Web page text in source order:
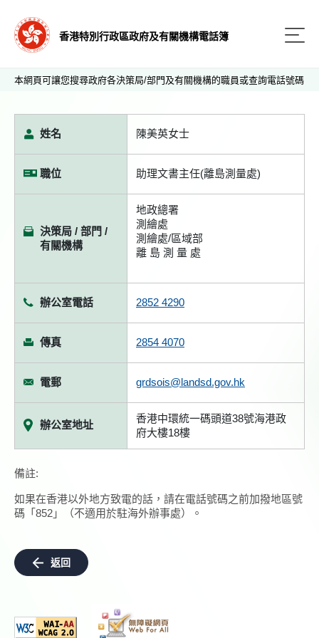
香港特別行政區政府及有關機構電話簿
本網頁可讓您搜尋政府各決策局/部門及有關機構的職員或查詢電話號碼
姓名 陳美英女士
職位 助理文書主任(離島測量處)
決策局 / 部門 /
有關機構
地政總署
測繪處
測繪處/區域部
離 島 測 量 處
辦公室電話 2852 4290
傳真 2854 4070
電郵 grdsois@landsd.gov.hk
辦公室地址
香港中環統一碼頭道38號海港政
府大樓18樓
備註:
如果在香港以外地方致電的話，請在電話號碼之前加撥地區號
碼「852」（不適用於駐海外辦事處）。
返回